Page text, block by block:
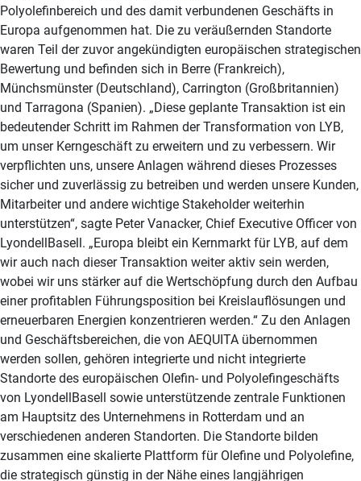
Polyolefinbereich und des damit verbundenen Geschäfts in
Europa aufgenommen hat. Die zu veräußernden Standorte
waren Teil der zuvor angekündigten europäischen strategischen
Bewertung und befinden sich in Berre (Frankreich),
Münchsmünster (Deutschland), Carrington (Großbritannien)
und Tarragona (Spanien). „Diese geplante Transaktion ist ein
bedeutender Schritt im Rahmen der Transformation von LYB,
um unser Kerngeschäft zu erweitern und zu verbessern. Wir
verpflichten uns, unsere Anlagen während dieses Prozesses
sicher und zuverlässig zu betreiben und werden unsere Kunden,
Mitarbeiter und andere wichtige Stakeholder weiterhin
unterstützen“, sagte Peter Vanacker, Chief Executive Officer von
LyondellBasell. „Europa bleibt ein Kernmarkt für LYB, auf dem
wir auch nach dieser Transaktion weiter aktiv sein werden,
wobei wir uns stärker auf die Wertschöpfung durch den Aufbau
einer profitablen Führungsposition bei Kreislauflösungen und
erneuerbaren Energien konzentrieren werden.“ Zu den Anlagen
und Geschäftsbereichen, die von AEQUITA übernommen
werden sollen, gehören integrierte und nicht integrierte
Standorte des europäischen Olefin- und Polyolefingeschäfts
von LyondellBasell sowie unterstützende zentrale Funktionen
am Hauptsitz des Unternehmens in Rotterdam und an
verschiedenen anderen Standorten. Die Standorte bilden
zusammen eine skalierte Plattform für Olefine und Polyolefine,
die strategisch günstig in der Nähe eines langjährigen